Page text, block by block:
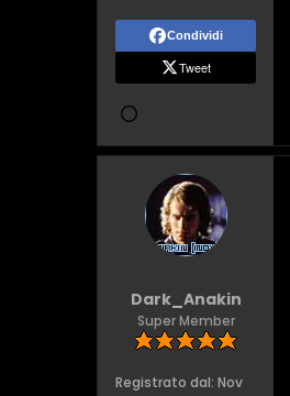
Condividi
Tweet
Dark_Anakin
Super Member
Registrato dal: Nov